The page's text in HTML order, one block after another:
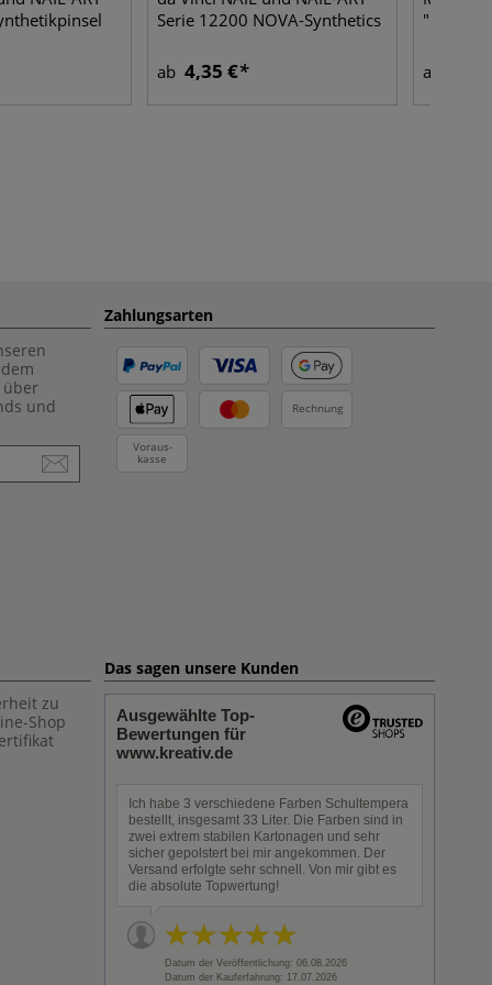
Serie 12200 NOVA-Synthetics
ab 4,35 €
"Peel off"
ab
über
und
Zahlungsarten
Rechnung
Voraus-
kasse
zu
Shop
Das sagen unsere Kunden
Ausgewählte Top-
Bewertungen für
www.kreativ.de
Ich habe 3 verschiedene Farben Schultempera
bestellt, insgesamt 33 Liter. Die Farben sind in
zwei extrem stabilen Kartonagen und sehr
sicher gepolstert bei mir angekommen. Der
Versand erfolgte sehr schnell. Von mir gibt es
die absolute Topwertung!
Datum der Veröffentlichung: 06.08.2026
Datum der Kauferfahrung: 17.07.2026